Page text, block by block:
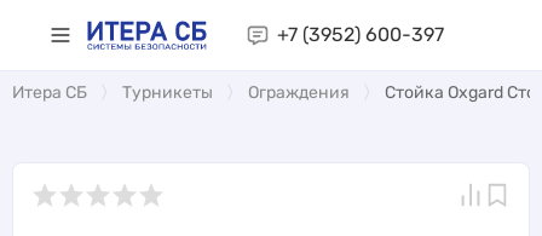
+7 (3952) 600-397
Итера СБ Турникеты Ограждения Стойка Oxgard